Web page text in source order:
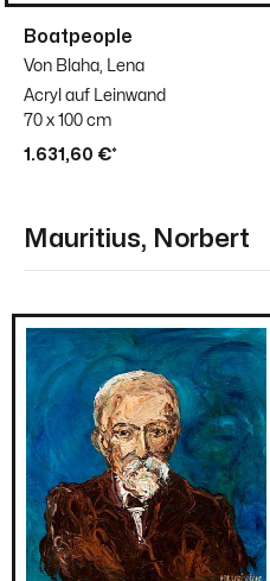
Boatpeople
Von Blaha, Lena
Acryl auf Leinwand
70 x 100 cm
1.631,60 €*
Mauritius, Norbert